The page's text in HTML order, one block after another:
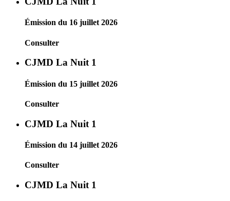
Émission du 16 juillet 2026
Consulter
CJMD La Nuit 1
Émission du 15 juillet 2026
Consulter
CJMD La Nuit 1
Émission du 14 juillet 2026
Consulter
CJMD La Nuit 1